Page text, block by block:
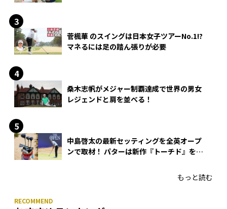
菅楓華 のスイングは日本女子ツアーNo.1!?
マネるには足の踏ん張りが必要
桑木志帆がメジャー制覇達成で世界の男女
レジェンドと肩を並べる！
中島啓太の最新セッティングを全英オープ
ンで取材！ パターは新作『トーチド』を投
もっと読む